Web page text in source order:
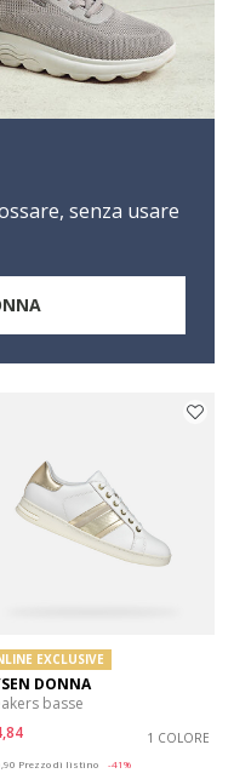
senza usare
EXCLUSIVE
DONNA
basse
1 COLORE
Prezzo di listino
-41%